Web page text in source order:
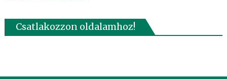
Csatlakozzon oldalamhoz!